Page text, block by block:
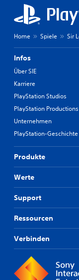
Home Spiele Sir
Infos
Über SIE
Karriere
PlayStation Studios
PlayStation Productions
Unternehmen
PlayStation-Geschichte
Produkte
Werte
Support
Ressourcen
Verbinden